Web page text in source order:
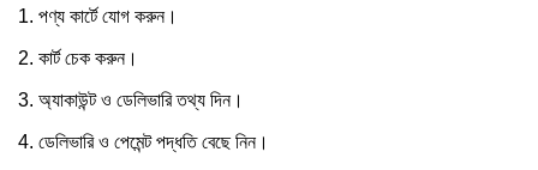
পণ্য কার্টে যোগ করুন।
কার্ট চেক করুন।
অ্যাকাউন্ট ও ডেলিভারি তথ্য দিন।
ডেলিভারি ও পেমেন্ট পদ্ধতি বেছে নিন।